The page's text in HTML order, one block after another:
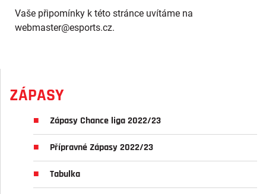
Vaše připomínky k této stránce uvítáme na
webmaster@esports.cz.
ZÁPASY
Zápasy Chance liga 2022/23
Přípravné Zápasy 2022/23
Tabulka